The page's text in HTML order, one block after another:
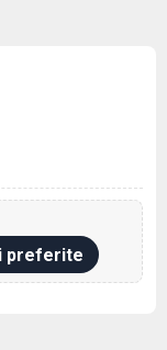
preferite